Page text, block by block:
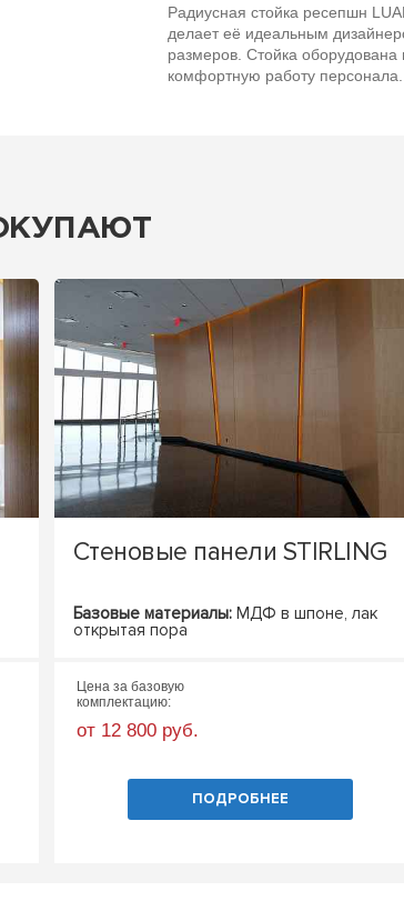
Радиусная стойка ресепшн
делает её идеальным
размеров. Стойка
комфортную работу
Стеновые панели STIRLING
Базовые материалы: МДФ в шпоне, лак
открытая пора
Цена за базовую
комплектацию:
от 12 800 руб.
ПОДРОБНЕЕ